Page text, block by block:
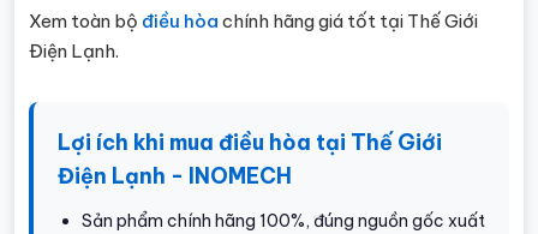
Xem toàn bộ điều hòa chính hãng giá tốt tại Thế Giới
Điện Lạnh.
Lợi ích khi mua điều hòa tại Thế Giới
Điện Lạnh - INOMECH
Sản phẩm chính hãng 100%, đúng nguồn gốc xuất